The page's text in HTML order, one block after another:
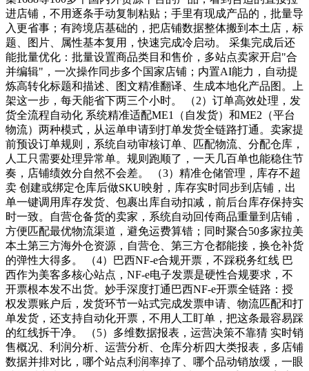
进店铺，不用逐条手动复制粘贴；手里有现成产品的，批量导
入更省事；有跨境店基础的，把店铺数据整体搬到本土店，标
题、图片、属性基本复用，快速完成冷启动。 采集完成后还
能批量优化：批量设置商品类目和售价，多站点卖家开启"合
并编辑"，一次操作同步多个国家店铺；内置AI能力，自动提
炼高转化标题和描述、图文精准翻译、生成本地化产品图。上
架这一步，每天能省下两三个小时。 （2）订单高效处理，发
货全流程自动化 系统精准适配ME1（自发货）和ME2（平台
物流）两种模式，从运单申请到打单发货全链路打通。卖家提
前预设订单规则，系统自动审核订单、匹配物流、分配仓库，
人工只需要处理异常单。规则跑顺了，一天几百单也能稳住节
奏，店铺绩效分自然不会差。 （3）精准仓储管理，库存不超
卖 创建或绑定仓库后做SKU映射，库存实时同步到店铺，出
单一键调用库存发货、包裹出库自动扣减，前后台库存保持实
时一致。自营仓备货的卖家，系统自动回传商品重量到店铺，
方便匹配最优物流渠道，避免运费算错；同时聚合50多家拉美
本土第三方海外仓资源，自营仓、第三方仓都能接，换仓补货
的弹性大得多。 （4）巴西NF-e合规开票，不踩税务红线 巴
西作为美客多核心站点，NF-e电子发票是硬性合规要求，不
开票根本发不出货。妙手深度打通巴西NF-e开票全链路：授
权发票账户后，发货环节一站式完成发票申请、物流匹配和打
单发货，还支持自动化开票，不用人工盯单，把这条最容易踩
的红线拆干净。 （5）多维数据报表，运营决策不靠猜 实时销
售概况、利润分析、运营分析、仓库分析四大类报表，多店铺
数据并排对比，哪个站点利润率掉了、哪个品动销放缓，一眼